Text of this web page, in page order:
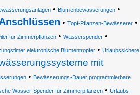
• Blumenbewässerungen•
• Topf-Pflanzen-Bewässerer•
für Zimmerpflanzen• Wasserspender•
elektronische Blumentropfer• Urlaubssichere
mit
• Bewässerungs-Dauer programmierbare
Wasser-Spender für Zimmerpflanzen • Urlaubs-